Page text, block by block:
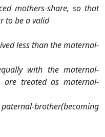
mothers-share, so that
to be a valid
less than the maternal-
with the maternal-
are treated as maternal-
brother(becoming